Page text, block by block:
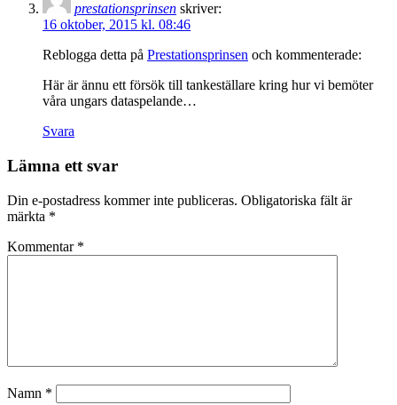
prestationsprinsen skriver:
16 oktober, 2015 kl. 08:46
Reblogga detta på Prestationsprinsen och kommenterade:
Här är ännu ett försök till tankeställare kring hur vi bemöter
våra ungars dataspelande…
Svara
Lämna ett svar
Din e-postadress kommer inte publiceras. Obligatoriska fält är
märkta *
Kommentar *
Namn *